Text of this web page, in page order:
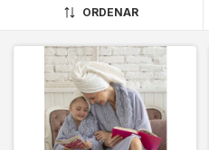
ORDENAR